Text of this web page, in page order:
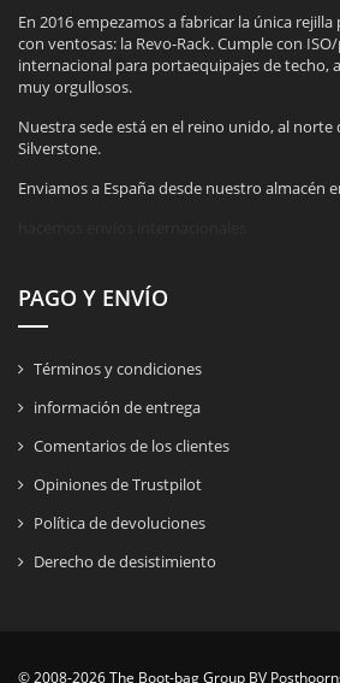
En 2016 empezamos a fabricar la única
con ventosas: la Revo-Rack. Cumple con
internacional para portaequipajes de techo,
muy orgullosos.
Nuestra sede está en el reino unido, al norte
Silverstone.
Enviamos a España desde nuestro almacén
PAGO Y ENVÍO
Términos y condiciones
información de entrega
Comentarios de los clientes
Opiniones de Trustpilot
Política de devoluciones
Derecho de desistimiento
© 2008-2026 The Boot-bag Group BV